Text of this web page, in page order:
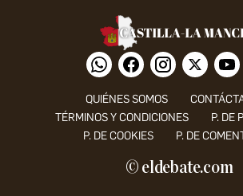
QUIÉNES SOMOS
TÉRMINOS Y CONDICIONES
P. DE
P. DE COOKIES
P. DE
© eldebate.com